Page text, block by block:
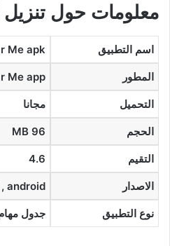
معلومات حول تنزيل Dear Me 2025
اسم التطبيق Me apk
المطور Me app
التحميل مجانا
الحجم 96 MB
التقيم 4.6
الاصدار android
نوع التطبيق جدول